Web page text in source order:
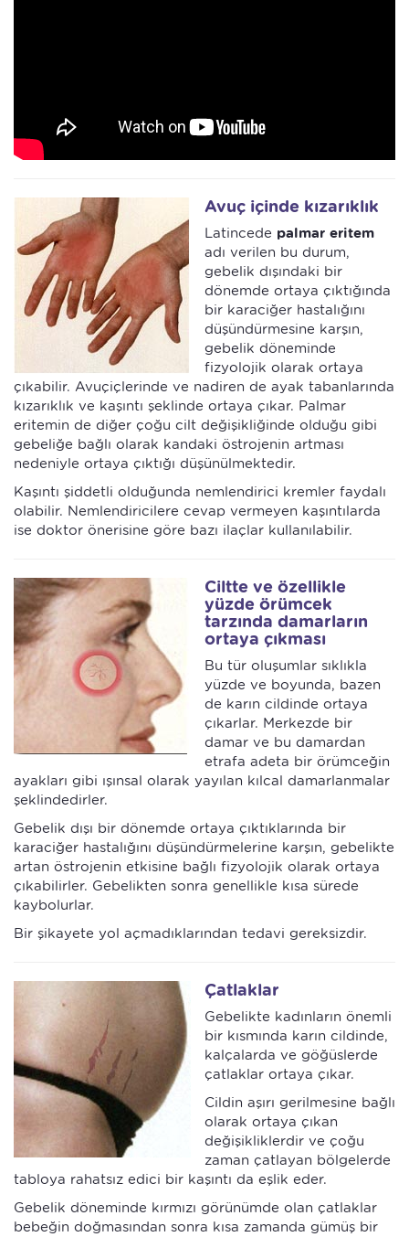
Avuç içinde kızarıklık
Latincede palmar eritem
adı verilen bu durum,
gebelik dışındaki bir
dönemde ortaya çıktığında
bir karaciğer hastalığını
düşündürmesine karşın,
gebelik döneminde
fizyolojik olarak ortaya
çıkabilir. Avuçiçlerinde ve nadiren de ayak tabanlarında
kızarıklık ve kaşıntı şeklinde ortaya çıkar. Palmar
eritemin de diğer çoğu cilt değişikliğinde olduğu gibi
gebeliğe bağlı olarak kandaki östrojenin artması
nedeniyle ortaya çıktığı düşünülmektedir.
Kaşıntı şiddetli olduğunda nemlendirici kremler faydalı
olabilir. Nemlendiricilere cevap vermeyen kaşıntılarda
ise doktor önerisine göre bazı ilaçlar kullanılabilir.
Ciltte ve özellikle
yüzde örümcek
tarzında damarların
ortaya çıkması
Bu tür oluşumlar sıklıkla
yüzde ve boyunda, bazen
de karın cildinde ortaya
çıkarlar. Merkezde bir
damar ve bu damardan
etrafa adeta bir örümceğin
ayakları gibi ışınsal olarak yayılan kılcal damarlanmalar
şeklindedirler.
Gebelik dışı bir dönemde ortaya çıktıklarında bir
karaciğer hastalığını düşündürmelerine karşın, gebelikte
artan östrojenin etkisine bağlı fizyolojik olarak ortaya
çıkabilirler. Gebelikten sonra genellikle kısa sürede
kaybolurlar.
Bir şikayete yol açmadıklarından tedavi gereksizdir.
Çatlaklar
Gebelikte kadınların önemli
bir kısmında karın cildinde,
kalçalarda ve göğüslerde
çatlaklar ortaya çıkar.
Cildin aşırı gerilmesine bağlı
olarak ortaya çıkan
değişikliklerdir ve çoğu
zaman çatlayan bölgelerde
tabloya rahatsız edici bir kaşıntı da eşlik eder.
Gebelik döneminde kırmızı görünümde olan çatlaklar
bebeğin doğmasından sonra kısa zamanda gümüş bir